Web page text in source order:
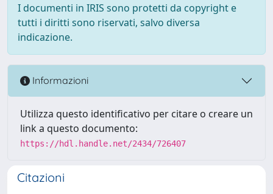
I documenti in IRIS sono protetti da copyright e
tutti i diritti sono riservati, salvo diversa
indicazione.
Informazioni
Utilizza questo identificativo per citare o creare un
link a questo documento:
https://hdl.handle.net/2434/726407
Citazioni